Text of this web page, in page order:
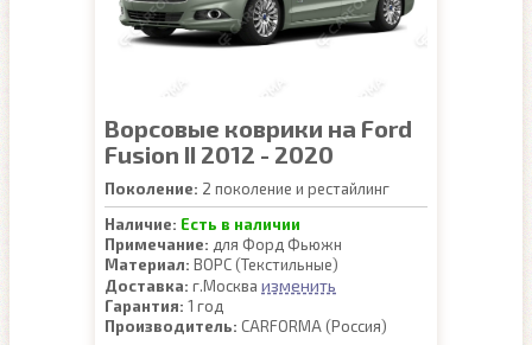
Ворсовые коврики на Ford
Fusion II 2012 - 2020
Поколение: 2 поколение и рестайлинг
Наличие: Есть в наличии
Примечание: для Форд Фьюжн
Материал: ВОРС (Текстильные)
Доставка: г.Москва изменить
Гарантия: 1 год
Производитель: CARFORMA (Россия)